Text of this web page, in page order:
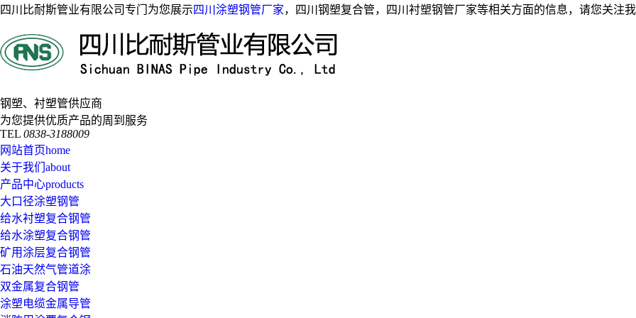
四川比耐斯管业有限公司专门为您展示四川涂塑钢管厂家，四川钢塑复合管，四川衬塑钢管厂家等相关方面的信息，请您关注
钢塑、衬塑管供应商
为您提供优质产品的周到服务
TEL 0838-3188009
网站首页home
关于我们 about
产品中心products
大口径涂塑钢管
给水衬塑复合钢管
给水涂塑复合钢管
矿用涂层复合钢管
石油天然气管道涂
双金属复合钢管
涂塑电缆金属导管